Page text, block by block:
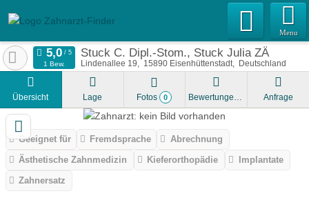
Menu
Stuck C. Dipl.-Stom., Stuck Julia ZÄ
Lindenallee 19 15890 Eisenhüttenstadt Deutschland
1 Bew.
Übersicht Lage Fotos 0 Bewertungen Anfrage
Geeignet für Fremdsprache
Abrechnung
Ästhetische Zahnmedizin
Kieferorthopädie
Implantate
Zahnersatz